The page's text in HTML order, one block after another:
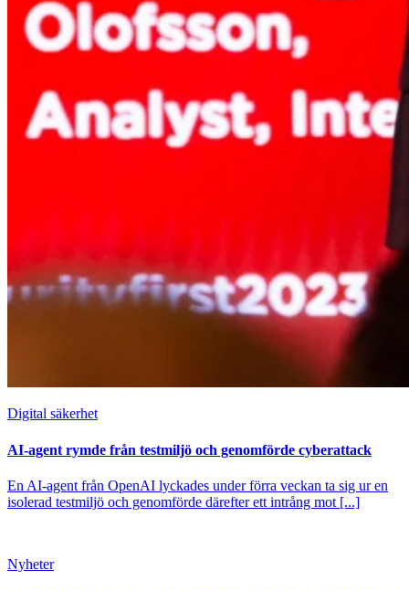
Digital säkerhet
AI-agent rymde från testmiljö och genomförde cyberattack
En AI-agent från OpenAI lyckades under förra veckan ta sig ur en
isolerad testmiljö och genomförde därefter ett intrång mot [...]
Nyheter